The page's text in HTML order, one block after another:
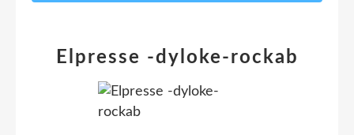
Elpresse -dyloke-rockab